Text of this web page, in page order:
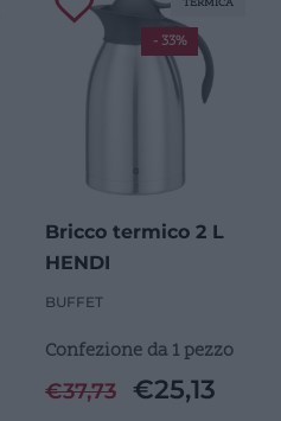
Bricco termico 2 L
HENDI
BUFFET
Confezione da 1 pezzo
€37,73 €25,13
- 33%